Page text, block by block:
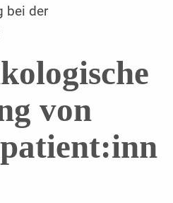
bei der
von